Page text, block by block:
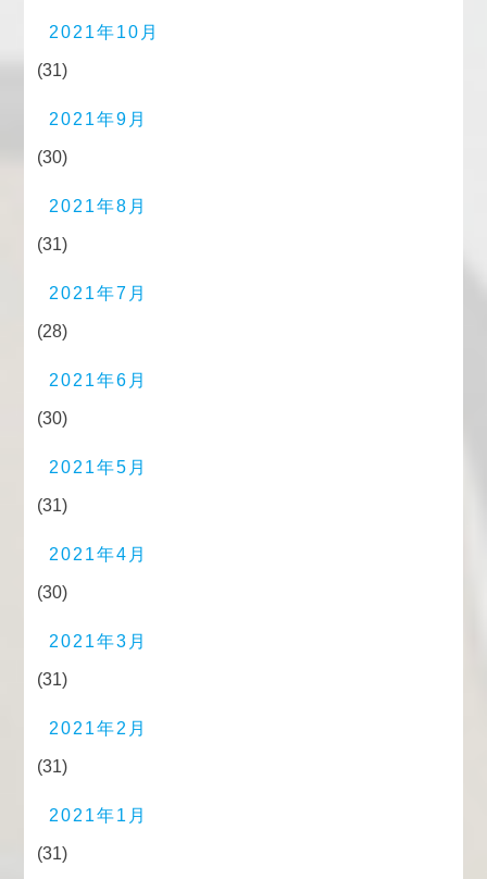
2021年10月
(31)
2021年9月
(30)
2021年8月
(31)
2021年7月
(28)
2021年6月
(30)
2021年5月
(31)
2021年4月
(30)
2021年3月
(31)
2021年2月
(31)
2021年1月
(31)